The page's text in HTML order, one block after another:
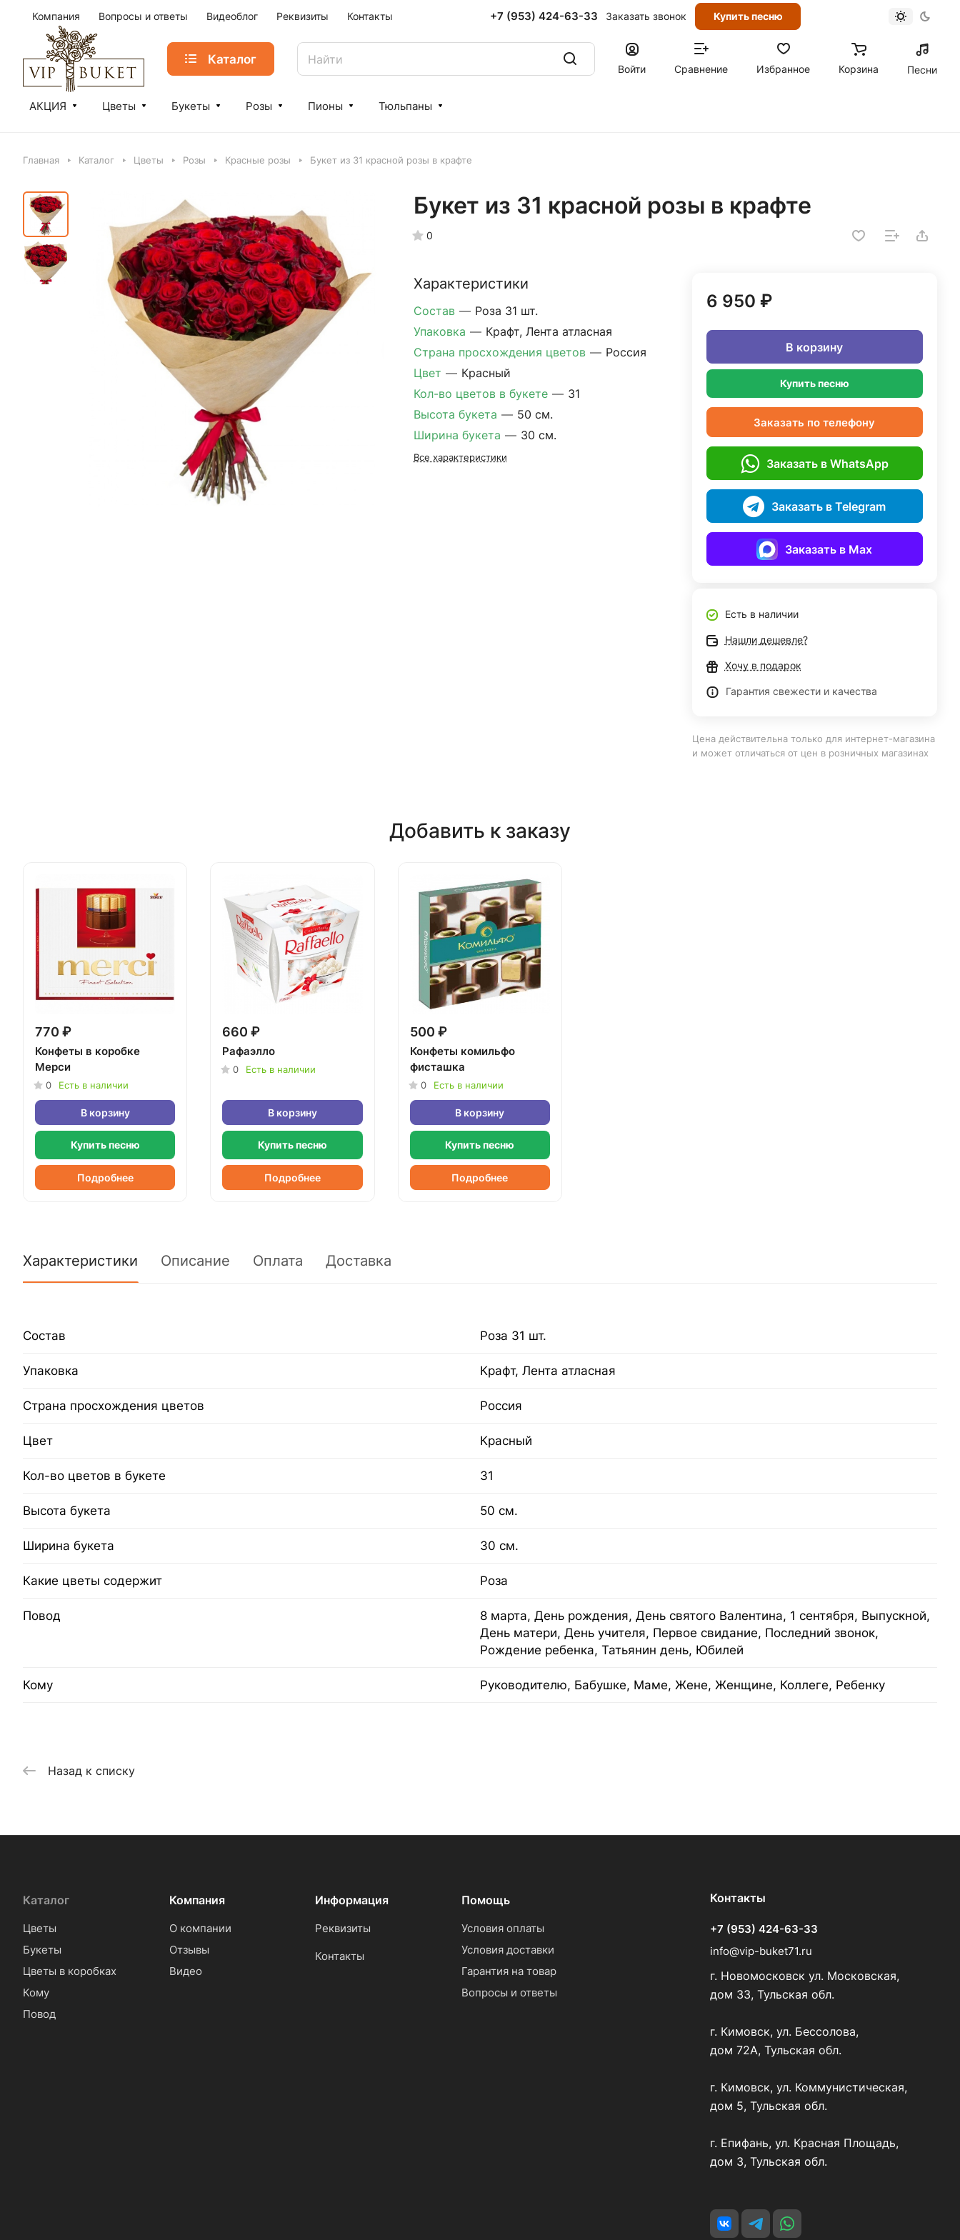
Компания Вопросы и ответы Видеоблог Реквизиты Контакты +7 (953) 424-63-33 Заказать звонок Купить песню
Каталог
Войти Сравнение Избранное Корзина Песни
АКЦИЯ Цветы Букеты Розы Пионы Тюльпаны
Главная Каталог Цветы Розы Красные розы Букет из 31 красной розы в крафте
Букет из 31 красной розы в крафте
0
Характеристики
Состав — Роза 31 шт.
Упаковка — Крафт, Лента атласная
Страна просхождения цветов — Россия
Цвет — Красный
Кол-во цветов в букете — 31
Высота букета — 50 см.
Ширина букета — 30 см.
Все характеристики
6 950 ₽
В корзину
Купить песню
Заказать по телефону
Заказать в WhatsApp
Заказать в Telegram
Заказать в Max
Есть в наличии
Нашли дешевле?
Хочу в подарок
Гарантия свежести и качества
Цена действительна только для интернет-магазина
и может отличаться от цен в розничных магазинах
Добавить к заказу
770 ₽
Конфеты в коробке
Мерси
0 Есть в наличии
В корзину
Купить песню
Подробнее
660 ₽
Рафаэлло
0 Есть в наличии
В корзину
Купить песню
Подробнее
500 ₽
Конфеты комильфо
фисташка
0 Есть в наличии
В корзину
Купить песню
Подробнее
Характеристики Описание Оплата Доставка
Состав Роза 31 шт.
Упаковка Крафт, Лента атласная
Страна просхождения цветов Россия
Цвет Красный
Кол-во цветов в букете 31
Высота букета 50 см.
Ширина букета 30 см.
Какие цветы содержит Роза
Повод
8 марта, День рождения, День святого Валентина, 1 сентября, Выпускной,
День матери, День учителя, Первое свидание, Последний звонок,
Рождение ребенка, Татьянин день, Юбилей
Кому Руководителю, Бабушке, Маме, Жене, Женщине, Коллеге, Ребенку
Назад к списку
Каталог
Цветы
Букеты
Цветы в коробках
Кому
Повод
Компания
О компании
Отзывы
Видео
Информация
Реквизиты
Контакты
Помощь
Условия оплаты
Условия доставки
Гарантия на товар
Вопросы и ответы
Контакты
+7 (953) 424-63-33
info@vip-buket71.ru
г. Новомосковск ул. Московская,
дом 33, Тульская обл.
г. Кимовск, ул. Бессолова,
дом 72А, Тульская обл.
г. Кимовск, ул. Коммунистическая,
дом 5, Тульская обл.
г. Епифань, ул. Красная Площадь,
дом 3, Тульская обл.